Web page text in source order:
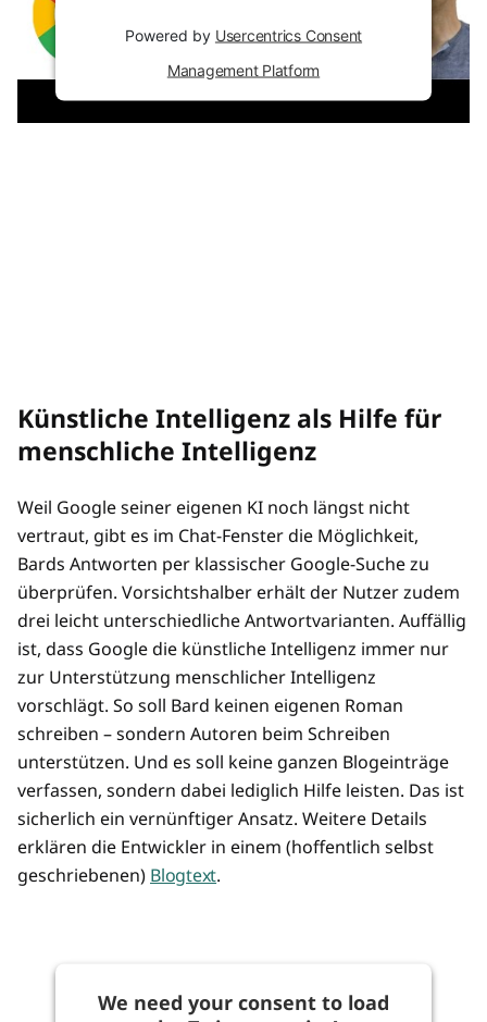
Powered by Usercentrics Consent
Management Platform
Künstliche Intelligenz als Hilfe für
menschliche Intelligenz
Weil Google seiner eigenen KI noch längst nicht
vertraut, gibt es im Chat-Fenster die Möglichkeit,
Bards Antworten per klassischer Google-Suche zu
überprüfen. Vorsichtshalber erhält der Nutzer zudem
drei leicht unterschiedliche Antwortvarianten. Auffällig
ist, dass Google die künstliche Intelligenz immer nur
zur Unterstützung menschlicher Intelligenz
vorschlägt. So soll Bard keinen eigenen Roman
schreiben – sondern Autoren beim Schreiben
unterstützen. Und es soll keine ganzen Blogeinträge
verfassen, sondern dabei lediglich Hilfe leisten. Das ist
sicherlich ein vernünftiger Ansatz. Weitere Details
erklären die Entwickler in einem (hoffentlich selbst
geschriebenen) Blogtext.
We need your consent to load